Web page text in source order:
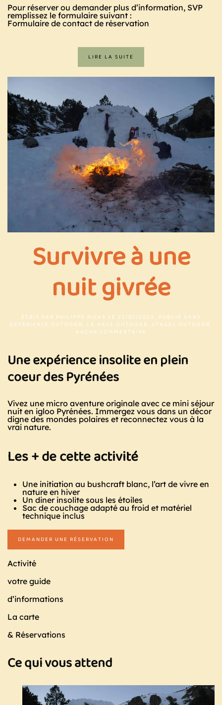
Pour réserver ou demander plus d’information, SVP
remplissez le formulaire suivant :
Formulaire de contact de réservation
LIRE LA SUITE
Survivre à une
nuit givrée
ÉCRIT PAR PHILIPPE PICAS LE 23/02/2023. PUBLIÉ DANS
EXPÉRIENCE OUTDOOR, LA BASE OUTDOOR, STAGES OUTDOOR.
AUCUN COMMENTAIRE
NUIT
GIVRÉE
Une expérience insolite en plein
coeur des Pyrénées
Vivez une micro aventure originale avec ce mini séjour
nuit en igloo Pyrénées. Immergez vous dans un décor
digne des mondes polaires et reconnectez vous à la
vrai nature.
Les + de cette activité
Une initiation au bushcraft blanc, l’art de vivre en
nature en hiver
Un diner insolite sous les étoiles
Sac de couchage adapté au froid et matériel
technique inclus
DEMANDER UNE RÉSERVATION
Activité
votre guide
d’informations
La carte
& Réservations
Ce qui vous attend